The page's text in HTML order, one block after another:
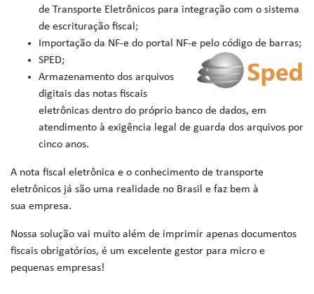
de Transporte Eletrônicos para integração com o sistema
de escrituração fiscal;
Importação da NF-e do portal NF-e pelo código de barras;
SPED;
Armazenamento dos arquivos
digitais das notas fiscais
eletrônicas dentro do próprio banco de dados, em
atendimento à exigência legal de guarda dos arquivos por
cinco anos.
A nota fiscal eletrônica e o conhecimento de transporte
eletrônicos já são uma realidade no Brasil e faz bem à
sua empresa.
Nossa solução vai muito além de imprimir apenas documentos
fiscais obrigatórios, é um excelente gestor para micro e
pequenas empresas!